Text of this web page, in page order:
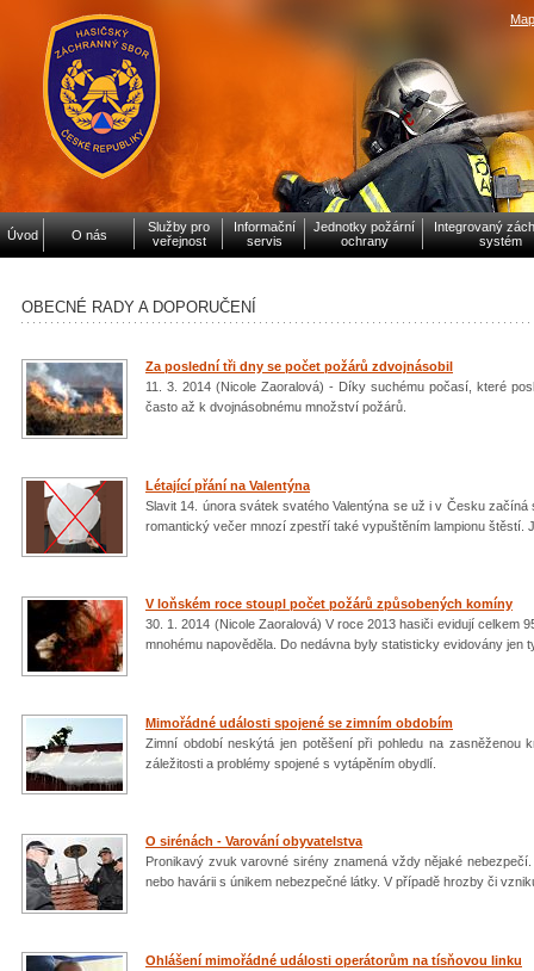
Úvod O nás
Služby pro
veřejnost
Informační
servis
Jednotky požární
ochrany
Integrovaný
systém
OBECNÉ RADY A DOPORUČENÍ
Za poslední tři dny se počet požárů zdvojnásobil
11. 3. 2014 (Nicole Zaoralová) - Díky suchému počasí, které
často až k dvojnásobnému množství požárů.
Létající přání na Valentýna
Slavit 14. února svátek svatého Valentýna se už i v Česku
romantický večer mnozí zpestří také vypuštěním lampionu štěstí.
V loňském roce stoupl počet požárů způsobených komíny
30. 1. 2014 (Nicole Zaoralová) V roce 2013 hasiči evidují celkem
mnohému napověděla. Do nedávna byly statisticky evidovány jen
Mimořádné události spojené se zimním obdobím
Zimní období neskýtá jen potěšení při pohledu na zasněženou
záležitosti a problémy spojené s vytápěním obydlí.
O sirénách - Varování obyvatelstva
Pronikavý zvuk varovné sirény znamená vždy nějaké
nebo havárii s únikem nebezpečné látky. V případě hrozby či
Ohlášení mimořádné události operátorům na tísňovou linku